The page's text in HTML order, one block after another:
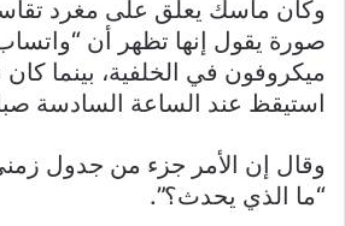
وكان ماسك يعلق على مغرد
صورة يقول إنها تظهر أن
ميكروفون في الخلفية، بينما كان
استيقظ عند الساعة السادسة
وقال إن الأمر جزء من جدول
“ما الذي يحدث؟”.